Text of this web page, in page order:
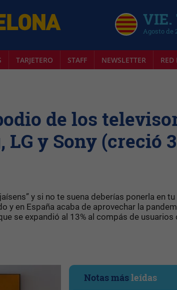
VIE.
Agosto de
TARJETERO STAFF NEWSLETTER
de los
y Sony (creció
y si no te suena deberías ponerla en
y en España acaba de aprovechar la
se expandió al 13% al compás de usuarios
Notas másleídas